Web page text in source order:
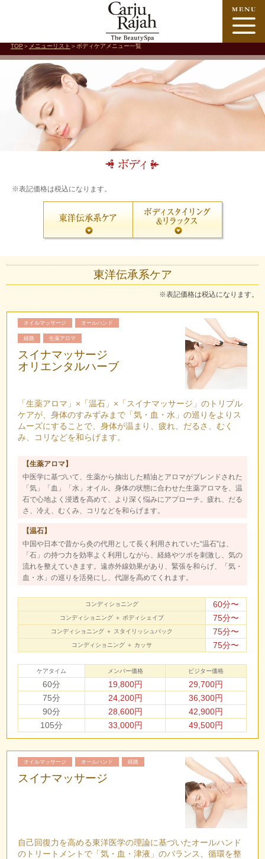
TOP ＞ メニューリスト ＞ボディケアメニュー一覧
※表記価格は税込になります。
東洋伝承系ケア
※表記価格は税込になります。
オイルマッサージ オールハンド
経路 生薬アロマ
スイナマッサージ
オリエンタルハーブ
「生薬アロマ」×「温石」×「スイナマッサージ」のトリプル
ケアが、身体のすみずみまで「気・血・水」の巡りをよりス
ムーズにすることで、身体が温まり、疲れ、だるさ、むく
み、コリなどを和らげます。
【生薬アロマ】
中医学に基づいて、生薬から抽出した精油とアロマがブレンドされた
「気」「血」「水」オイル。身体の状態に合わせた生薬アロマを、温
石で心地よく浸透を高めて、より深く悩みにアプローチ。疲れ、だる
さ、冷え、むくみ、コリなどを和らげます。
【温石】
中国や日本で昔から灸の代用として長く利用されていた“温石”は、
「石」の持つ力を効率よく利用しながら、経絡やツボを刺激し、気の
流れを整えていきます。遠赤外線効果があり、緊張を和らげ、「気・
血・水」の巡りを活発にし、代謝を高めてくれます。
コンディショニング 60分〜
コンディショニング ＋ ボディシェイプ 75分〜
コンディショニング ＋ スタイリッシュバック 75分〜
コンディショニング ＋ カッサ 75分〜
ケアタイム メンバー価格 ビジター価格
60分 19,800円
29,700円
75分
24,200円
36,300円
90分
28,600円
42,900円
105分
33,000円 49,500円
オイルマッサージ オールハンド 経路
スイナマッサージ
自己回復力を高める東洋医学の理論に基づいたオールハンド
のトリートメントで「気・血・津液」のバランス、循環を整